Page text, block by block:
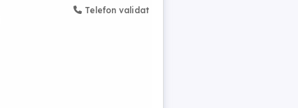
Telefon validat